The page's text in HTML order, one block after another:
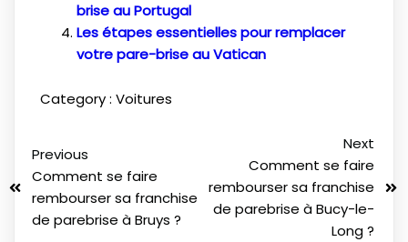
brise au Portugal
Les étapes essentielles pour remplacer
votre pare-brise au Vatican
Category : Voitures
Previous
Comment se faire
rembourser sa franchise
de parebrise à Bruys ?
Next
Comment se faire
rembourser sa franchise
de parebrise à Bucy-le-
Long ?